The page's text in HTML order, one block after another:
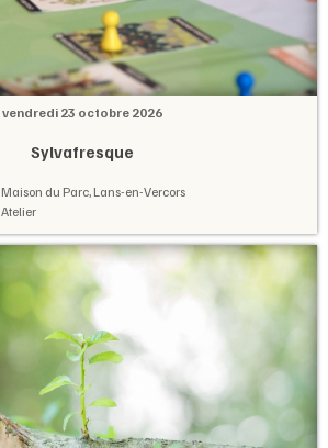
vendredi 23 octobre 2026
Sylvafresque
Maison du Parc, Lans-en-Vercors
Atelier